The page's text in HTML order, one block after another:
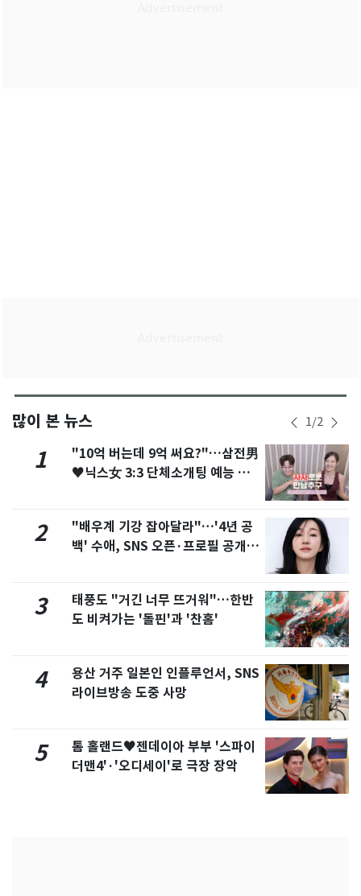
많이 본 뉴스 1/2
1
"10억 버는데 9억 써요?"…삼전男
♥닉스女 3:3 단체소개팅 예능 화
2
"배우계 기강 잡아달라"…'4년 공
백' 수애, SNS 오픈·프로필 공개
3
태풍도 "거긴 너무 뜨거워"…한반
도 비켜가는 '돌핀'과 '찬홈'
4
용산 거주 일본인 인플루언서, SNS
라이브방송 도중 사망
5
톰 홀랜드♥젠데이아 부부 '스파이
더맨4'·'오디세이'로 극장 장악